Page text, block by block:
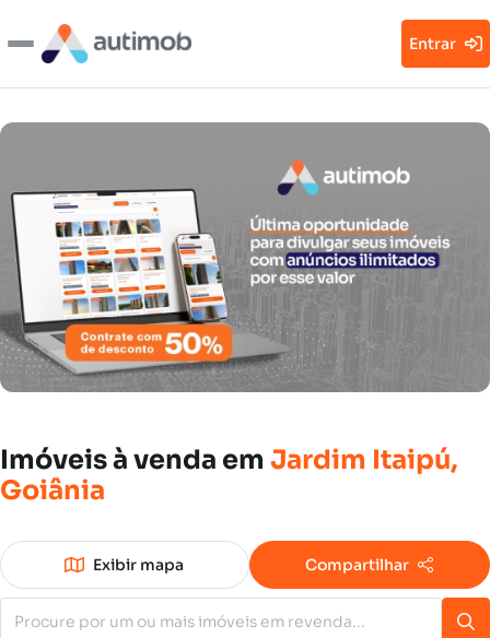
Entrar
Imóveisà venda em Jardim Itaipú,
Goiânia
Exibir mapa Compartilhar